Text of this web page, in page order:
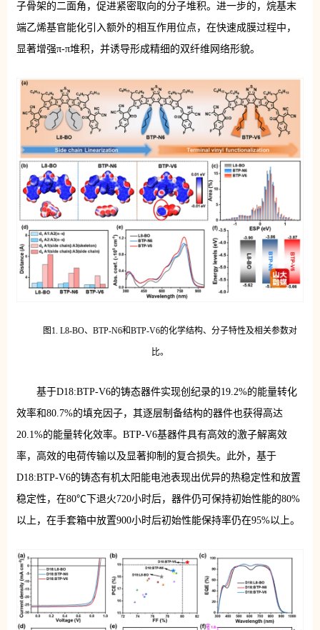
子骨架的二面角，促进紧密取向的分子堆积。进一步的，烷基末
端乙烯基官能化引入额外的相互作用位点，在快速成膜过程中，
显著增强π-π堆积，并诱导形成精细的双纤维网络形貌。
图1. L8-BO、BTP-N6和BTP-V6的化学结构、分子特性及相关参数对
比。
基于D18:BTP-V6的铸态器件实现创纪录的19.2%的能量转化
效率和80.7%的填充因子，其逐层制备结构的器件也获得高达
20.1%的能量转化效率。BTP-V6基器件具有高效的激子解离效
率，高效的电荷传输以及显著抑制的复合损失。此外，基于
D18:BTP-V6的铸态有机太阳能电池表现出优异的热稳定性和放置
稳定性，在80℃下退火720小时后，器件仍可保持初始性能的80%
以上，在手套箱中放置900小时后初始性能保持率仍在95%以上。